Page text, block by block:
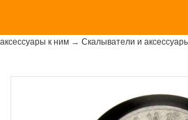
аксессуары к ним → Скалыватели и